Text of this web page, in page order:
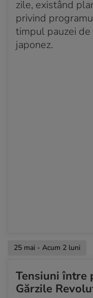
zile, existând
privind
timpul pauzei
japonez.
25 mai - Acum 2 luni
Tensiuni între
Gărzile